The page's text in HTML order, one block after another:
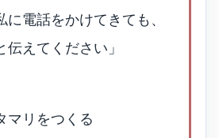
に電話をかけてきても、
えてください」
マリをつくる